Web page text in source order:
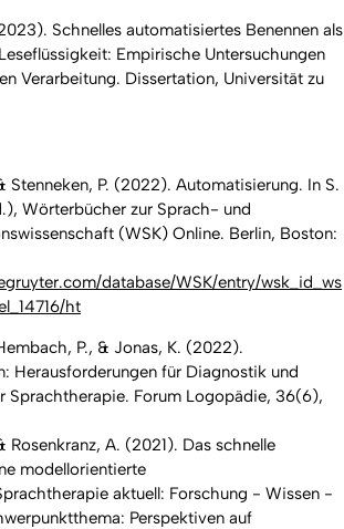
Schnelles automatisiertes Benennen als
Empirische Untersuchungen
Verarbeitung. Dissertation, Universität zu
Stenneken, P. (2022). Automatisierung. In S.
Wörterbücher zur Sprach- und
(WSK) Online. Berlin, Boston:
database/WSK/entry/wsk_id_ws
ht
P., & Jonas, K. (2022).
Herausforderungen für Diagnostik und
Sprachtherapie. Forum Logopädie, 36(6),
Rosenkranz, A. (2021). Das schnelle
modellorientierte
aktuell: Forschung - Wissen -
Perspektiven auf